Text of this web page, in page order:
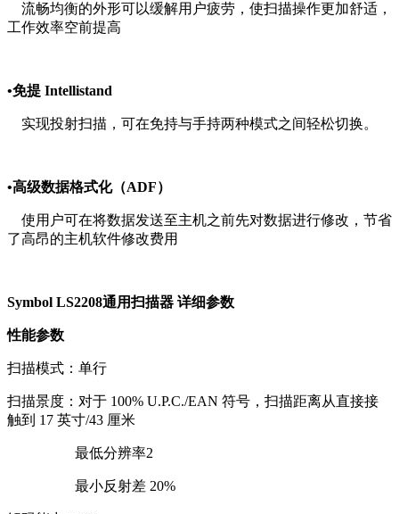
流畅均衡的外形可以缓解用户疲劳，使扫描操作更加舒适，
工作效率空前提高
•免提 Intellistand
实现投射扫描，可在免持与手持两种模式之间轻松切换。
•高级数据格式化（ADF）
使用户可在将数据发送至主机之前先对数据进行修改，节省
了高昂的主机软件修改费用
Symbol LS2208通用扫描器 详细参数
性能参数
扫描模式：单行
扫描景度：对于 100% U.P.C./EAN 符号，扫描距离从直接接
触到 17 英寸/43 厘米
最低分辨率2
最小反射差 20%